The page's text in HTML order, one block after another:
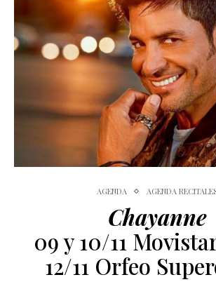
AGENDA AGENDA
Chayanne
09 y 10/11
12/11 Orfeo